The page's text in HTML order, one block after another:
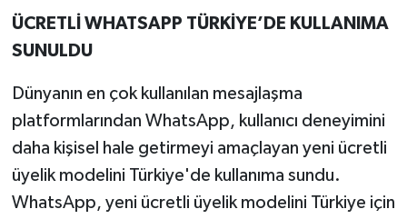
ÜCRETLİ WHATSAPP TÜRKİYE’DE KULLANIMA
SUNULDU
Dünyanın en çok kullanılan mesajlaşma
platformlarından WhatsApp, kullanıcı deneyimini
daha kişisel hale getirmeyi amaçlayan yeni ücretli
üyelik modelini Türkiye'de kullanıma sundu.
WhatsApp, yeni ücretli üyelik modelini Türkiye için